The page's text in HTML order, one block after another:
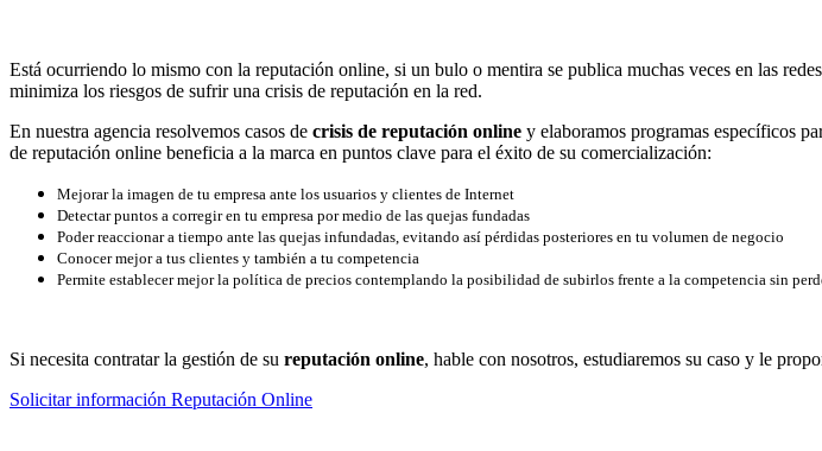
Está ocurriendo lo mismo con la reputación online, si un bulo o mentira se publica muchas veces en las
minimiza los riesgos de sufrir una crisis de reputación en la red.
En nuestra agencia resolvemos casos de crisis de reputación online y elaboramos programas específicos
de reputación online beneficia a la marca en puntos clave para el éxito de su comercialización:
Mejorar la imagen de tu empresa ante los usuarios y clientes de Internet
Detectar puntos a corregir en tu empresa por medio de las quejas fundadas
Poder reaccionar a tiempo ante las quejas infundadas, evitando así pérdidas posteriores en tu volumen de negocio
Conocer mejor a tus clientes y también a tu competencia
Permite establecer mejor la política de precios contemplando la posibilidad de subirlos frente a la competencia sin
Si necesita contratar la gestión de su reputación online, hable con nosotros, estudiaremos su caso y le
Solicitar información Reputación Online